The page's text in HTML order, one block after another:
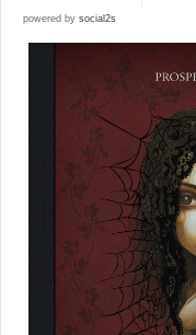
powered by social2s